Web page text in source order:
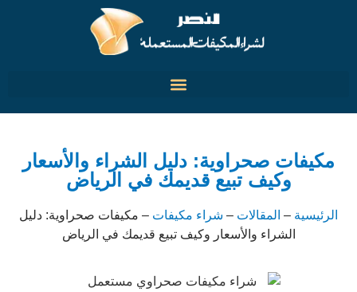
مكيفات صحراوية: دليل الشراء والأسعار
وكيف تبيع قديمك في الرياض
الرئيسية – المقالات – شراء مكيفات – مكيفات صحراوية: دليل
الشراء والأسعار وكيف تبيع قديمك في الرياض